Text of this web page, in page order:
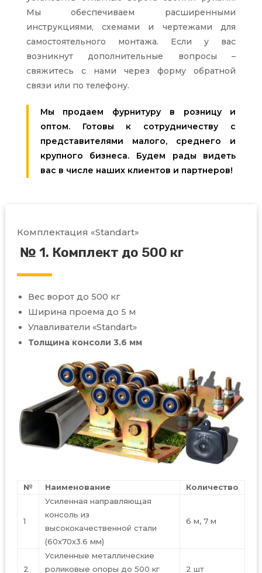
Мы обеспечиваем расширенными
инструкциями, схемами и чертежами для
самостоятельного монтажа. Если у вас
возникнут дополнительные вопросы –
свяжитесь с нами через форму обратной
связи или по телефону.
Мы продаем фурнитуру в розницу и
оптом. Готовы к сотрудничеству с
представителями малого, среднего и
крупного бизнеса. Будем рады видеть
вас в числе наших клиентов и партнеров!
Комплектация «Standart»
№ 1. Комплект до 500 кг
Вес ворот до 500 кг
Ширина проема до 5 м
Улавливатели «Standart»
Толщина консоли 3.6 мм
№ Наименование Количество
1
Усиленная направляющая
консоль из
высококачественной стали
(60х70х3.6 мм)
6 м, 7 м
2
Усиленные металлические
роликовые опоры до 500 кг
2 шт